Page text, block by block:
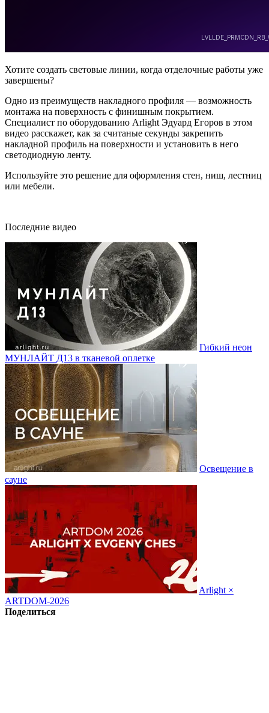
Хотите создать световые линии, когда отделочные работы уже
завершены?
Одно из преимуществ накладного профиля — возможность
монтажа на поверхность с финишным покрытием.
Специалист по оборудованию Arlight Эдуард Егоров в этом
видео расскажет, как за считаные секунды закрепить
накладной профиль на поверхности и установить в него
светодиодную ленту.
Используйте это решение для оформления стен, ниш, лестниц
или мебели.
Последние видео
Гибкий неон
МУНЛАЙТ Д13 в тканевой оплетке
Освещение в
сауне
Arlight ×
ARTDOM-2026
Поделиться